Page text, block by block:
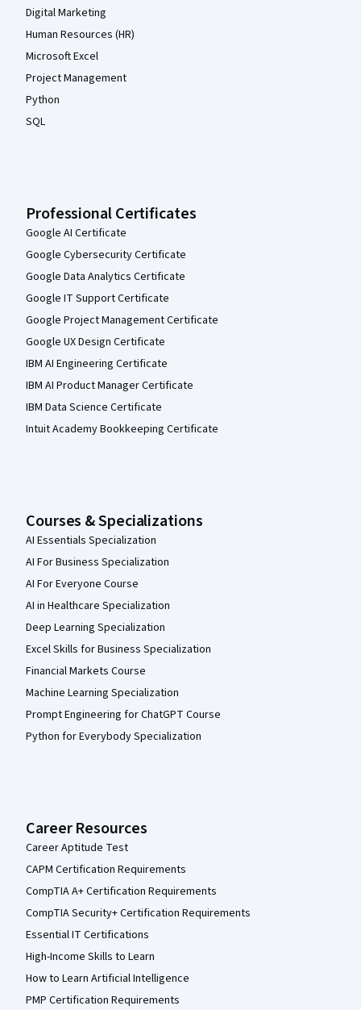
Digital Marketing
Human Resources (HR)
Microsoft Excel
Project Management
Python
SQL
Professional Certificates
Google AI Certificate
Google Cybersecurity Certificate
Google Data Analytics Certificate
Google IT Support Certificate
Google Project Management Certificate
Google UX Design Certificate
IBM AI Engineering Certificate
IBM AI Product Manager Certificate
IBM Data Science Certificate
Intuit Academy Bookkeeping Certificate
Courses & Specializations
AI Essentials Specialization
AI For Business Specialization
AI For Everyone Course
AI in Healthcare Specialization
Deep Learning Specialization
Excel Skills for Business Specialization
Financial Markets Course
Machine Learning Specialization
Prompt Engineering for ChatGPT Course
Python for Everybody Specialization
Career Resources
Career Aptitude Test
CAPM Certification Requirements
CompTIA A+ Certification Requirements
CompTIA Security+ Certification Requirements
Essential IT Certifications
High-Income Skills to Learn
How to Learn Artificial Intelligence
PMP Certification Requirements